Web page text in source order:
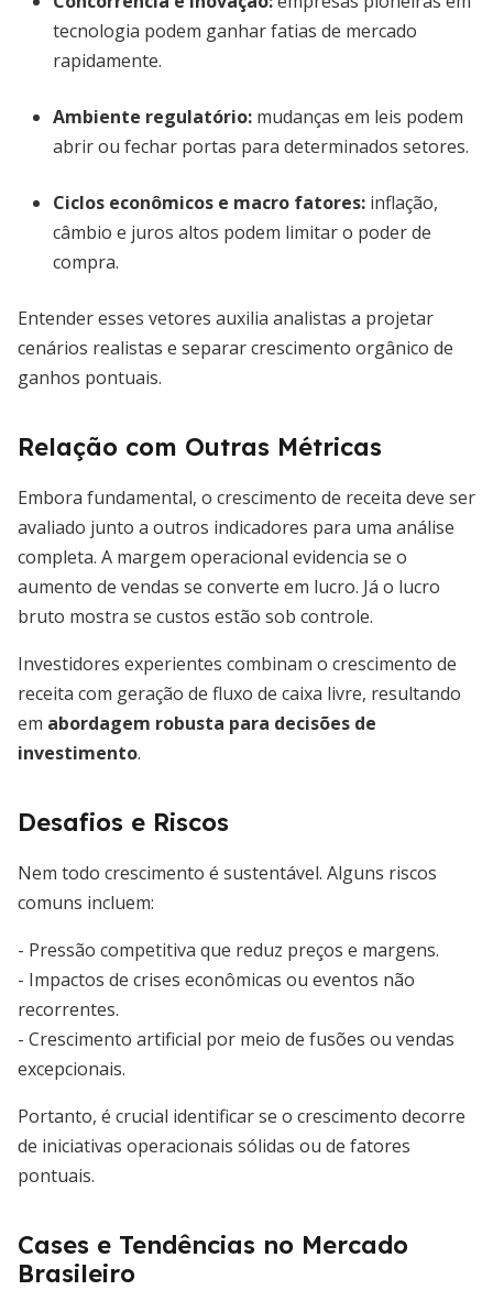
tecnologia podem ganhar fatias de mercado
rapidamente.
Ambiente regulatório: mudanças em leis podem
abrir ou fechar portas para determinados setores.
Ciclos econômicos e macro fatores: inflação,
câmbio e juros altos podem limitar o poder de
compra.
Entender esses vetores auxilia analistas a projetar
cenários realistas e separar crescimento orgânico de
ganhos pontuais.
Relação com Outras Métricas
Embora fundamental, o crescimento de receita deve ser
avaliado junto a outros indicadores para uma análise
completa. A margem operacional evidencia se o
aumento de vendas se converte em lucro. Já o lucro
bruto mostra se custos estão sob controle.
Investidores experientes combinam o crescimento de
receita com geração de fluxo de caixa livre, resultando
em abordagem robusta para decisões de
investimento.
Desafios e Riscos
Nem todo crescimento é sustentável. Alguns riscos
comuns incluem:
- Pressão competitiva que reduz preços e margens.
- Impactos de crises econômicas ou eventos não
recorrentes.
- Crescimento artificial por meio de fusões ou vendas
excepcionais.
Portanto, é crucial identificar se o crescimento decorre
de iniciativas operacionais sólidas ou de fatores
pontuais.
Cases e Tendências no Mercado
Brasileiro